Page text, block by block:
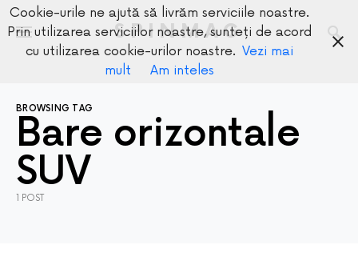
SPINMAG
BROWSING TAG
Bare orizontale
SUV
1 POST
Cookie-urile ne ajută să livrăm serviciile noastre.
Prin utilizarea serviciilor noastre, sunteți de acord
cu utilizarea cookie-urilor noastre. Vezi mai
mult
Am inteles